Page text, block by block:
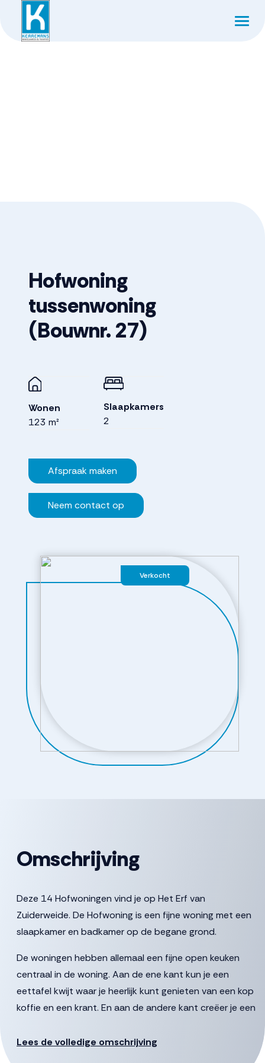
Verkocht
Hofwoning
tussenwoning
(Bouwnr. 27)
Wonen
123 m²
Slaapkamers
2
Afspraak maken
Neem contact op
Omschrijving
Deze 14 Hofwoningen vind je op Het Erf van
Zuiderweide. De Hofwoning is een fijne woning met een
slaapkamer en badkamer op de begane grond.
De woningen hebben allemaal een fijne open keuken
centraal in de woning. Aan de ene kant kun je een
eettafel kwijt waar je heerlijk kunt genieten van een kop
koffie en een krant. En aan de andere kant creëer je een
woonkamer heb je ook toegang tot de slaapkamer.
Lees de volledige omschrijving